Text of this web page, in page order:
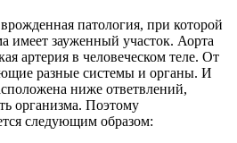
патология, при которой
имеет зауженный участок. Аорта
артерия в человеческом теле. От
разные системы и органы. И
ниже ответвлений,
организма. Поэтому
следующим образом: